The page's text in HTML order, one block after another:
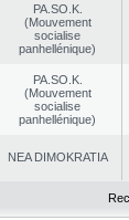
PA.SO.K.
(Mouvement
socialise
panhellénique)
PA.SO.K.
(Mouvement
socialise
panhellénique)
NEA DΙMOKRATIA